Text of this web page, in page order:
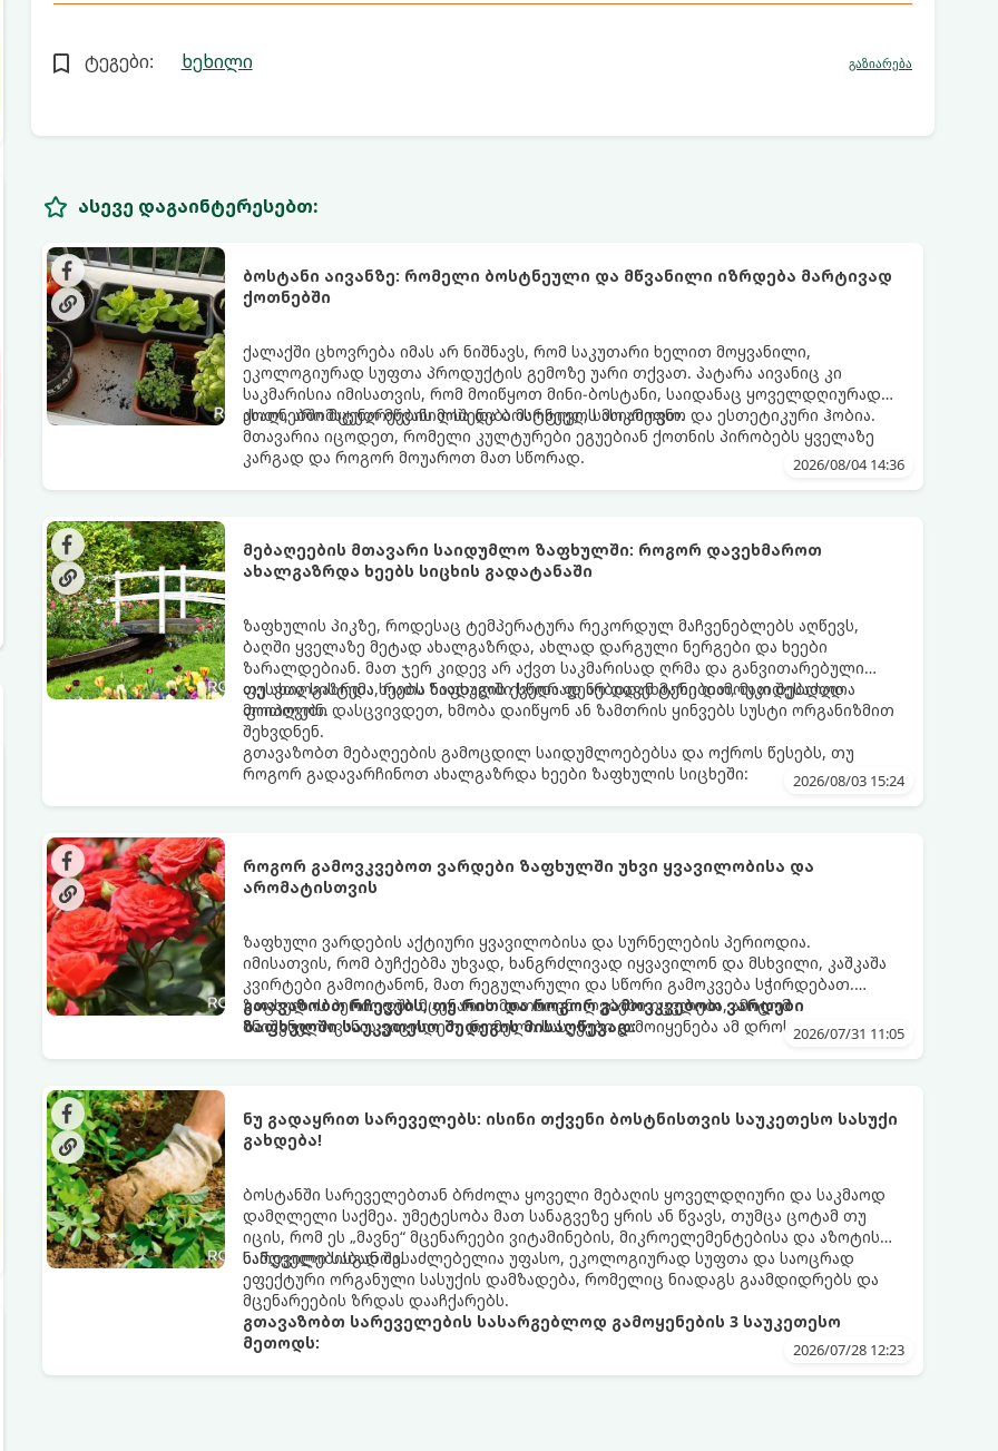
ტეგები: ხეხილი გაზიარება
ასევე დაგაინტერესებთ:
ბოსტანი აივანზე: რომელი ბოსტნეული და მწვანილი იზრდება მარტივად
ქოთნებში
ქალაქში ცხოვრება იმას არ ნიშნავს, რომ საკუთარი ხელით მოყვანილი,
ეკოლოგიურად სუფთა პროდუქტის გემოზე უარი თქვათ. პატარა აივანიც კი
საკმარისია იმისათვის, რომ მოიწყოთ მინი-ბოსტანი, საიდანაც ყოველდღიურად
ახალ, არომატულ მწვანილსა და ბოსტნეულს მოკრეფთ.
ქოთნებში მცენარეების მოშენება მარტივი, სასიამოვნო და ესთეტიკური ჰობია.
მთავარია იცოდეთ, რომელი კულტურები ეგუებიან ქოთნის პირობებს ყველაზე
კარგად და როგორ მოუაროთ მათ სწორად.
2026/08/04 14:36
მებაღეების მთავარი საიდუმლო ზაფხულში: როგორ დავეხმაროთ
ახალგაზრდა ხეებს სიცხის გადატანაში
ზაფხულის პიკზე, როდესაც ტემპერატურა რეკორდულ მაჩვენებლებს აღწევს,
ბაღში ყველაზე მეტად ახალგაზრდა, ახლად დარგული ნერგები და ხეები
ზარალდებიან. მათ ჯერ კიდევ არ აქვთ საკმარისად ღრმა და განვითარებული
ფესვთა სისტემა, რათა ნიადაგის ქვედა ფენებიდან ტენი დამოუკიდებლად
მოიპოვონ.
თუ ახალგაზრდა ხეებს ზაფხულში სწორად არ დავეხმარებით, მათ შესაძლოა
ფოთლები დასცვივდეთ, ხმობა დაიწყონ ან ზამთრის ყინვებს სუსტი ორგანიზმით
შეხვდნენ.
გთავაზობთ მებაღეების გამოცდილ საიდუმლოებებსა და ოქროს წესებს, თუ
როგორ გადავარჩინოთ ახალგაზრდა ხეები ზაფხულის სიცხეში:
2026/08/03 15:24
როგორ გამოვკვებოთ ვარდები ზაფხულში უხვი ყვავილობისა და
არომატისთვის
ზაფხული ვარდების აქტიური ყვავილობისა და სურნელების პერიოდია.
იმისათვის, რომ ბუჩქებმა უხვად, ხანგრძლივად იყვავილონ და მსხვილი, კაშკაშა
კვირტები გამოიტანონ, მათ რეგულარული და სწორი გამოკვება სჭირდებათ.
ზაფხულის პერიოდში მცენარის მოთხოვნილებები იცვლება, ამიტომ
მნიშვნელოვანია ვიცოდეთ, რომელი სასუქები გამოიყენება ამ დროს.
გთავაზობთ რჩევებს, თუ რით და როგორ გამოვკვებოთ ვარდები
ზაფხულში საუკეთესო შედეგის მისაღწევად:
2026/07/31 11:05
ნუ გადაყრით სარეველებს: ისინი თქვენი ბოსტნისთვის საუკეთესო სასუქი
გახდება!
ბოსტანში სარეველებთან ბრძოლა ყოველი მებაღის ყოველდღიური და საკმაოდ
დამღლელი საქმეა. უმეტესობა მათ სანაგვეზე ყრის ან წვავს, თუმცა ცოტამ თუ
იცის, რომ ეს „მავნე“ მცენარეები ვიტამინების, მიკროელემენტებისა და აზოტის
ნამდვილი საბადოა.
სარეველებისგან შესაძლებელია უფასო, ეკოლოგიურად სუფთა და საოცრად
ეფექტური ორგანული სასუქის დამზადება, რომელიც ნიადაგს გაამდიდრებს და
მცენარეების ზრდას დააჩქარებს.
გთავაზობთ სარეველების სასარგებლოდ გამოყენების 3 საუკეთესო
მეთოდს:
2026/07/28 12:23